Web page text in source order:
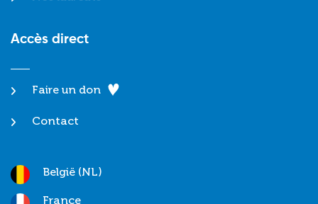
Accès direct
Faire un don
Contact
België (NL)
France